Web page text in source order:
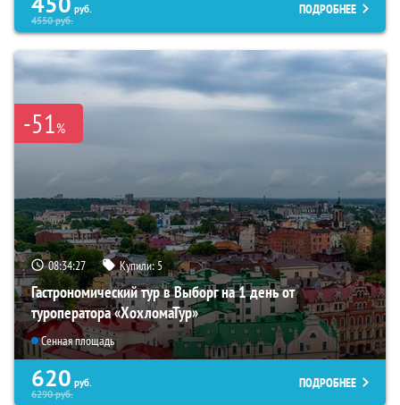
руб.
4550руб.
ПОДРОБНЕЕ
-51%
08:34:26 Купили:5
Гастрономический тур в Выборг на 1 день от
туроператора «ХохломаТур»
Сенная площадь
620 руб.
6290руб.
ПОДРОБНЕЕ